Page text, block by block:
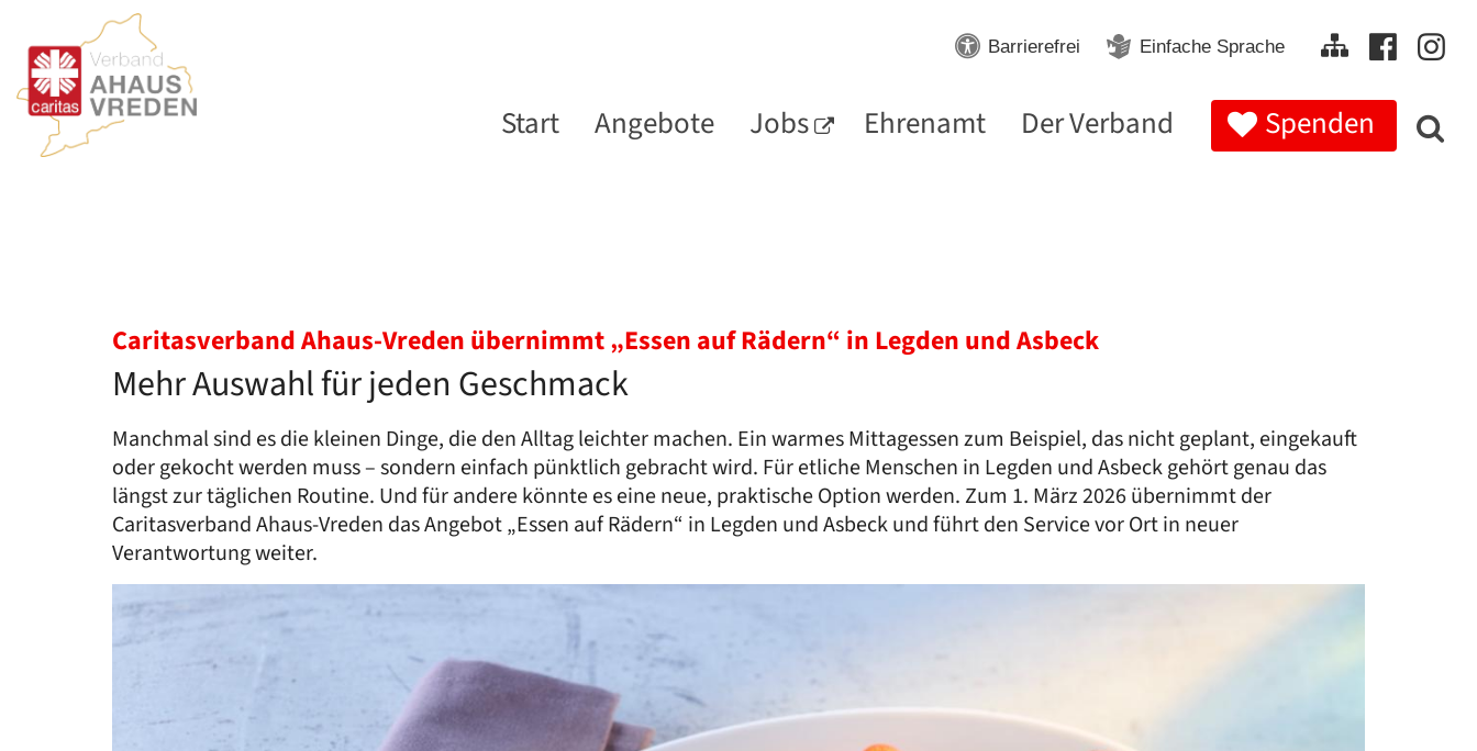
Zum Inhalt springen
Start Angebote Jobs Ehrenamt Der Verband Spenden
Barrierefrei Einfache Sprache
Caritasverband Ahaus-Vreden übernimmt „Essen auf Rädern“ in Legden und Asbeck:
Mehr Auswahl für jeden Geschmack
Manchmal sind es die kleinen Dinge, die den Alltag leichter machen. Ein warmes Mittagessen zum Beispiel, das nicht geplant, eingekauft
oder gekocht werden muss – sondern einfach pünktlich gebracht wird. Für etliche Menschen in Legden und Asbeck gehört genau das
längst zur täglichen Routine. Und für andere könnte es eine neue, praktische Option werden. Zum 1. März 2026 übernimmt der
Caritasverband Ahaus-Vreden das Angebot „Essen auf Rädern“ in Legden und Asbeck und führt den Service vor Ort in neuer
Verantwortung weiter.